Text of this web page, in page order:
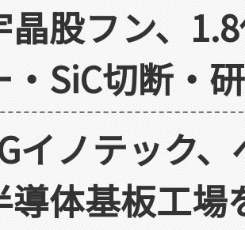
晶股フン、
・SiC切断・
イノテック
導体基板工場